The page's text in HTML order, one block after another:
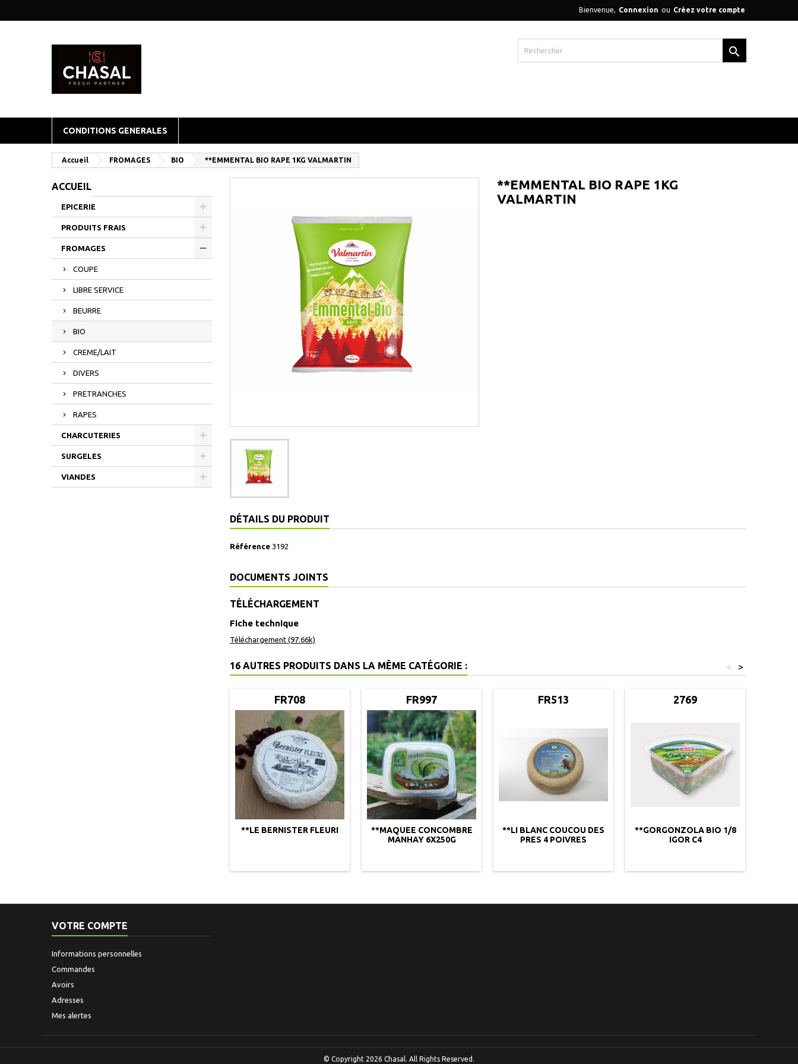
Bienvenue, Connexion ou Créez votre compte

CONDITIONS GENERALES
Accueil FROMAGES BIO **EMMENTAL BIO RAPE 1KG VALMARTIN
ACCUEIL
EPICERIE
PRODUITS FRAIS
FROMAGES
COUPE
LIBRE SERVICE
BEURRE
BIO
CREME/LAIT
DIVERS
PRETRANCHES
RAPES
CHARCUTERIES
SURGELES
VIANDES
**EMMENTAL BIO RAPE 1KG
VALMARTIN
DÉTAILS DU PRODUIT
Référence 3192
DOCUMENTS JOINTS
TÉLÉCHARGEMENT
Fiche technique
Téléchargement (97.66k)
16 AUTRES PRODUITS DANS LA MÊME CATÉGORIE : >
<
FR708
**LE BERNISTER FLEURI
FR997
**MAQUEE CONCOMBRE
MANHAY 6X250G
FR513
**LI BLANC COUCOU DES
PRES 4 POIVRES
2769
**GORGONZOLA BIO 1/8
IGOR C4
VOTRE COMPTE
Informations personnelles
Commandes
Avoirs
Adresses
Mes alertes
© Copyright 2026 Chasal. All Rights Reserved.